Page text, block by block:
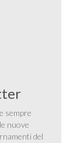
sempre
nuove
del